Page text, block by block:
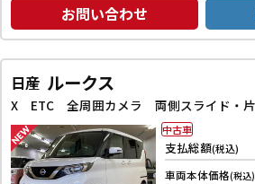
お問い合わせ
日産 ルークス
支払総額(税込)
車両本体価格(税込)
中古車